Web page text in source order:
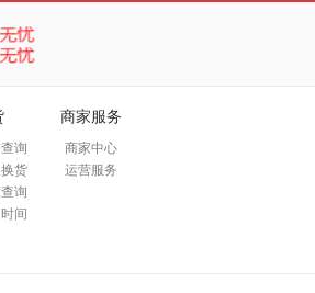
询
货
询
间
商家服务
商家中心
运营服务